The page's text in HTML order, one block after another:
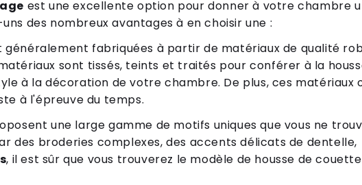
est une excellente option pour donner à votre chambre
des nombreux avantages à en choisir une :
généralement fabriquées à partir de matériaux de qualité
sont tissés, teints et traités pour conférer à la
à la décoration de votre chambre. De plus, ces matériaux
à l'épreuve du temps.
une large gamme de motifs uniques que vous ne
des broderies complexes, des accents délicats de dentelle,
, il est sûr que vous trouverez le modèle de housse de couette